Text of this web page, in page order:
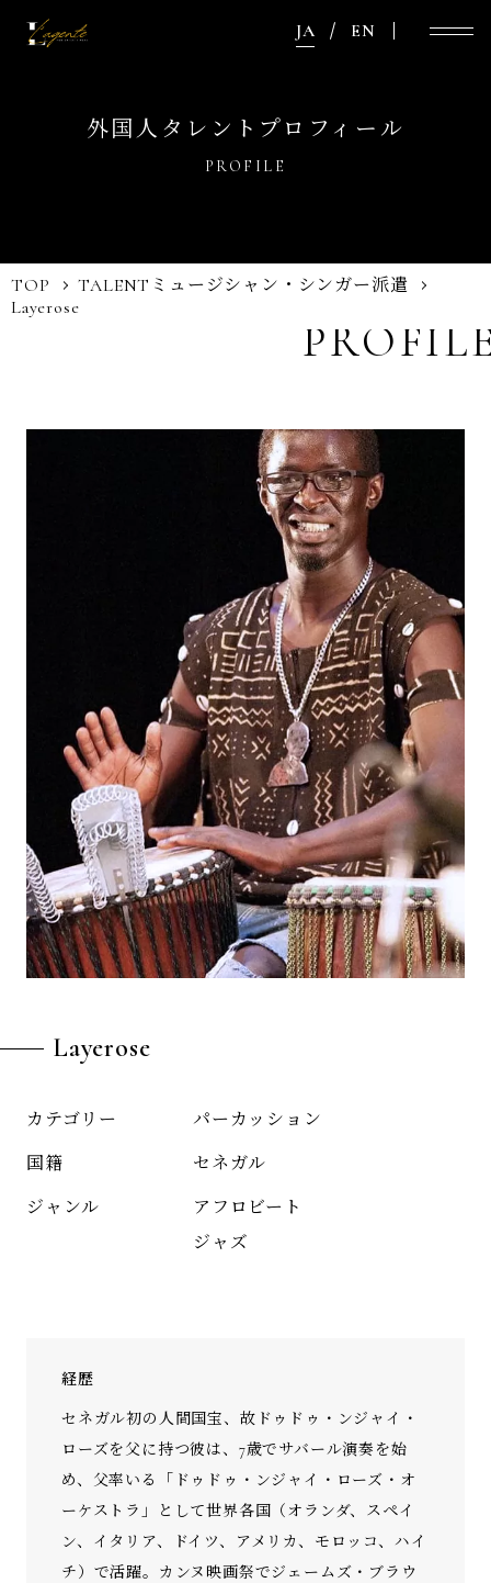
JA EN
外国人タレントプロフィール
PROFILE
TOP TALENT ミュージシャン・シンガー派遣
Layerose
Layerose
カテゴリー パーカッション
国籍 セネガル
ジャンル
アフロビート
ジャズ
経歴
セネガル初の人間国宝、故ドゥドゥ・ンジャイ・
ローズを父に持つ彼は、7歳でサバール演奏を始
め、父率いる「ドゥドゥ・ンジャイ・ローズ・オ
ーケストラ」として世界各国（オランダ、スペイ
ン、イタリア、ドイツ、アメリカ、モロッコ、ハイ
チ）で活躍。カンヌ映画祭でジェームズ・ブラウ